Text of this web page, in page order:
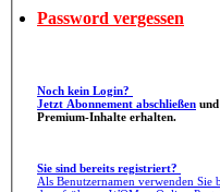
Password vergessen
Noch kein Login?
Jetzt Abonnement abschließen
Premium-Inhalte erhalten.
Sie sind bereits registriert?
Als Benutzernamen verwenden